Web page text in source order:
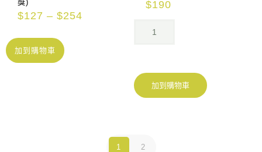
獎)
$127 – $254
加到購物車
$190
加到購物車
1 2